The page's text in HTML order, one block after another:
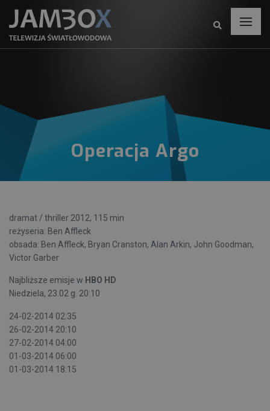
Operacja Argo
dramat / thriller 2012, 115 min
reżyseria: Ben Affleck
obsada: Ben Affleck, Bryan Cranston, Alan Arkin, John Goodman,
Victor Garber
Najbliższe emisje w HBO HD
Niedziela, 23.02 g. 20:10
24-02-2014 02:35
26-02-2014 20:10
27-02-2014 04:00
01-03-2014 06:00
01-03-2014 18:15